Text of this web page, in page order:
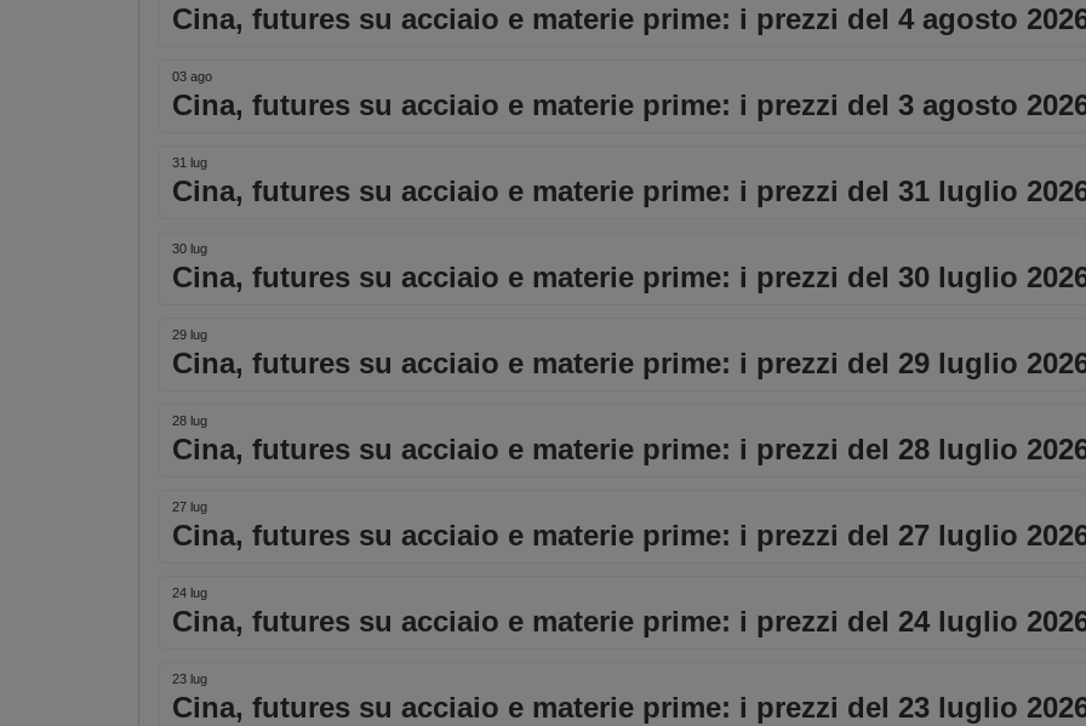
Cina, futures su acciaio e materie prime: i prezzi del 4 agosto
03 ago
Cina, futures su acciaio e materie prime: i prezzi del 3 agosto
31 lug
Cina, futures su acciaio e materie prime: i prezzi del 31 luglio
30 lug
Cina, futures su acciaio e materie prime: i prezzi del 30 luglio
29 lug
Cina, futures su acciaio e materie prime: i prezzi del 29 luglio
28 lug
Cina, futures su acciaio e materie prime: i prezzi del 28 luglio
27 lug
Cina, futures su acciaio e materie prime: i prezzi del 27 luglio
24 lug
Cina, futures su acciaio e materie prime: i prezzi del 24 luglio
23 lug
Cina, futures su acciaio e materie prime: i prezzi del 23 luglio